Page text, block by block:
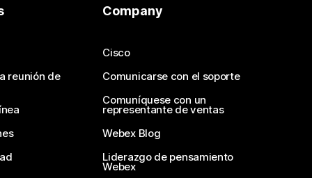
reunión de
Company
Cisco
Comunicarse con el soporte
Comuníquese con un
representante de ventas
Webex Blog
Liderazgo de pensamiento
Webex